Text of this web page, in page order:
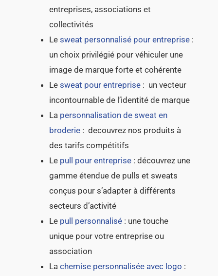
entreprises, associations et
collectivités
Le sweat personnalisé pour entreprise :
un choix privilégié pour véhiculer une
image de marque forte et cohérente
Le sweat pour entreprise : un vecteur
incontournable de l’identité de marque
La personnalisation de sweat en
broderie : decouvrez nos produits à
des tarifs compétitifs
Le pull pour entreprise : découvrez une
gamme étendue de pulls et sweats
conçus pour s’adapter à différents
secteurs d’activité
Le pull personnalisé : une touche
unique pour votre entreprise ou
association
La chemise personnalisée avec logo :